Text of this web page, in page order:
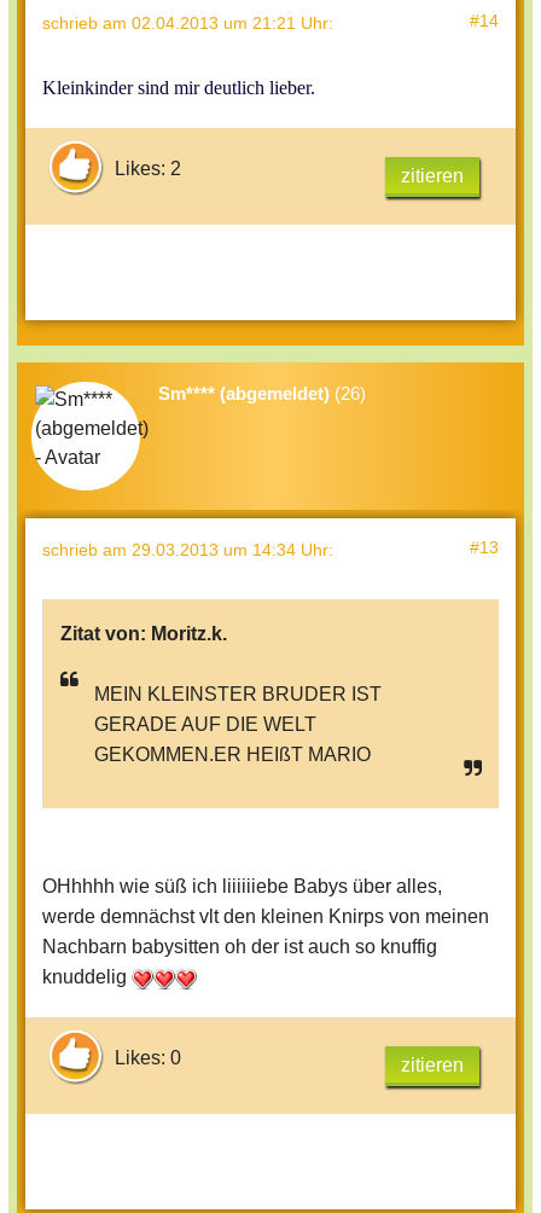
schrieb am 02.04.2013 um 21:21 Uhr: #14
Kleinkinder sind mir deutlich lieber.
Likes: 2 zitieren
Sm**** (abgemeldet) (26)
schrieb am 29.03.2013 um 14:34 Uhr: #13
Zitat von: Moritz.k.
MEIN KLEINSTER BRUDER IST
GERADE AUF DIE WELT
GEKOMMEN.ER HEIßT MARIO
OHhhhh wie süß ich liiiiiiebe Babys über alles,
werde demnächst vlt den kleinen Knirps von meinen
Nachbarn babysitten oh der ist auch so knuffig
knuddelig
Likes: 0 zitieren